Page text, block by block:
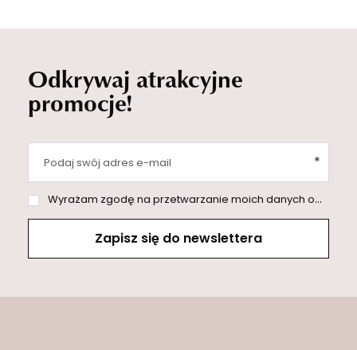
Odkrywaj atrakcyjne
promocje!
Podaj swój adres e-mail
Wyrażam zgodę na przetwarzanie moich danych osobowych (adres e-mail) na potrzeby wysyłki newslettera z informacją handlową (marketing). Więcej w
Zapisz się do newslettera